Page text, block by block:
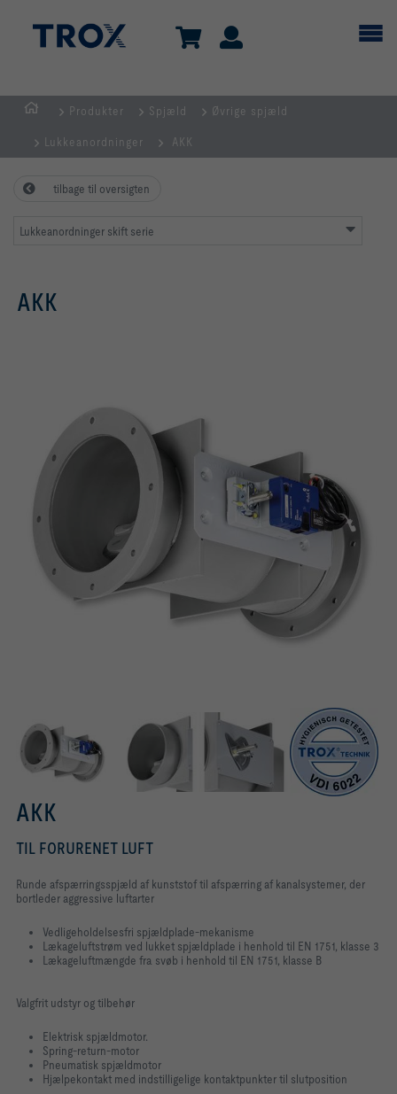
Produkter Spjæld Øvrige spjæld
Lukkeanordninger AKK
tilbage til oversigten
Lukkeanordninger skift serie
AKK
AKK
TIL FORURENET LUFT
Runde afspærringsspjæld af kunststof til afspærring af kanalsystemer, der
bortleder aggressive luftarter
Vedligeholdelsesfri spjældplade-mekanisme
Lækageluftstrøm ved lukket spjældplade i henhold til EN 1751, klasse 3
Lækageluftmængde fra svøb i henhold til EN 1751, klasse B
Valgfrit udstyr og tilbehør
Elektrisk spjældmotor.
Spring-return-motor
Pneumatisk spjældmotor
Hjælpekontakt med indstilligelige kontaktpunkter til slutposition